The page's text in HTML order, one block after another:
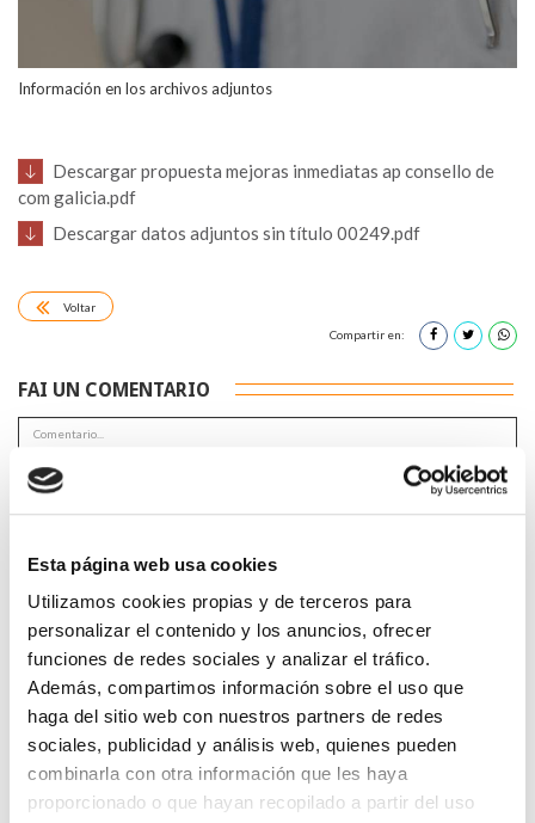
Esta página web usa cookies
Utilizamos cookies propias y de terceros para
personalizar el contenido y los anuncios, ofrecer
funciones de redes sociales y analizar el tráfico.
Además, compartimos información sobre el uso que
haga del sitio web con nuestros partners de redes
sociales, publicidad y análisis web, quienes pueden
combinarla con otra información que les haya
proporcionado o que hayan recopilado a partir del uso
Información en los archivos adjuntos
Descargar propuesta mejoras inmediatas ap consello de
com galicia.pdf
Descargar datos adjuntos sin título 00249.pdf
Voltar
Compartir en:
FAI UN COMENTARIO
*Campos obrigatorios